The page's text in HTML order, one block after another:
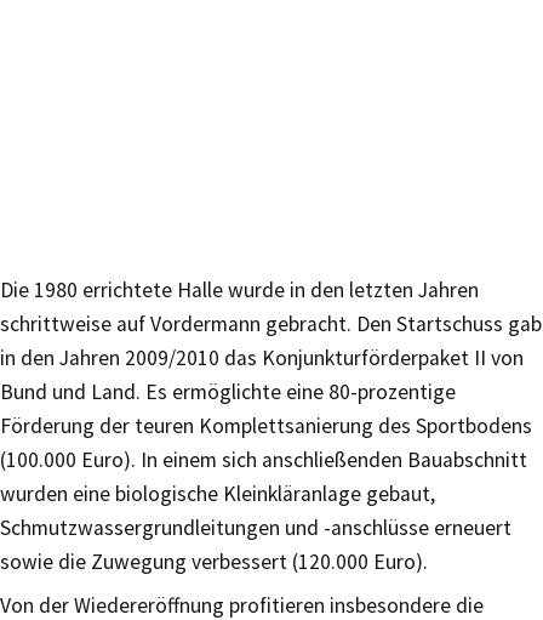
Die 1980 errichtete Halle wurde in den letzten Jahren
schrittweise auf Vordermann gebracht. Den Startschuss gab
in den Jahren 2009/2010 das Konjunkturförderpaket II von
Bund und Land. Es ermöglichte eine 80-prozentige
Förderung der teuren Komplettsanierung des Sportbodens
(100.000 Euro). In einem sich anschließenden Bauabschnitt
wurden eine biologische Kleinkläranlage gebaut,
Schmutzwassergrundleitungen und -anschlüsse erneuert
sowie die Zuwegung verbessert (120.000 Euro).
Von der Wiedereröffnung profitieren insbesondere die